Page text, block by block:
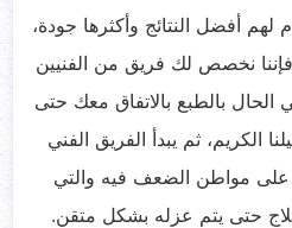
لهم أفضل النتائج وأكثرها جودة،
فإننا نخصص لك فريق من الفنيين
الحال بالطبع بالاتفاق معك حتى
الكريم، ثم يبدأ الفريق الفني
مواطن الضعف فيه والتي
حتى يتم عزله بشكل متقن.